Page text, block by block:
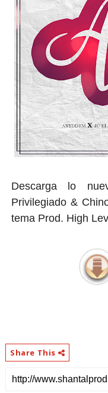
Descarga lo
Privilegiado &
tema Prod. High
Share This